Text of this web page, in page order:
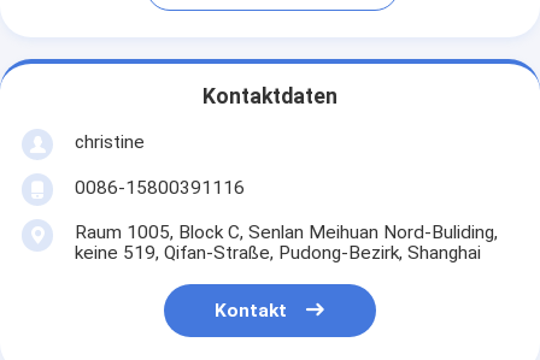
Kontaktdaten
christine
0086-15800391116
Raum 1005, Block C, Senlan Meihuan Nord-Buliding,
keine 519, Qifan-Straße, Pudong-Bezirk, Shanghai
Kontakt